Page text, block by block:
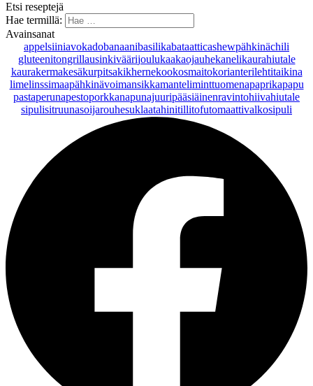
Etsi reseptejä
Hae termillä:
Avainsanat
appelsiiniavokadobanaanibasilikabataatticashewpähkinächili
gluteenitongrillausinkiväärijoulukaakaojauhekanelikaurahiutale
kaurakermakesäkurpitsakikhernekookosmaitokorianterilehtitaikina
limelinssimaapähkinävoimansikkamanteliminttuomenapaprikapapu
pastaperunapestoporkkanapunajuuripääsiäinenravintohiivahiutale
sipulisitruunasoijarouhesuklaatahinitillitofutomaattivalkosipuli